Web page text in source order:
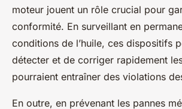
moteur jouent un rôle crucial pour
conformité. En surveillant en
conditions de l’huile, ces dispositifs
détecter et de corriger rapidement
pourraient entraîner des violations
En outre, en prévenant les pannes